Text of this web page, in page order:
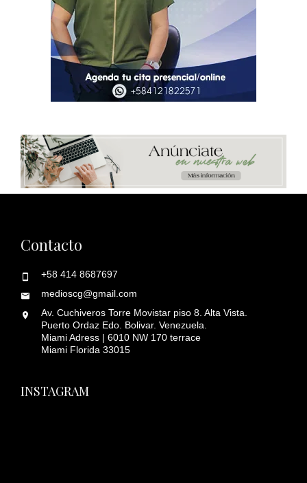
Contacto
+58 414 8687697
medioscg@gmail.com
Av. Cuchiveros Torre Movistar piso 8. Alta Vista.
Puerto Ordaz Edo. Bolivar. Venezuela.
Miami Adress | 6010 NW 170 terrace
Miami Florida 33015
INSTAGRAM